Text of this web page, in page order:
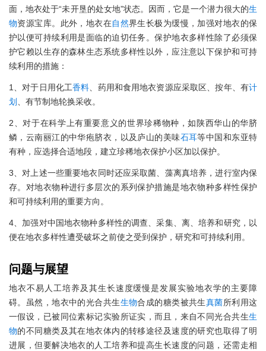
面，地衣处于“未开垦的处女地”状态。因而，它是一个潜力很大的生
物资源宝库。此外，地衣在自然界生长极为缓慢，加强对地衣的保
护以便可持续利用是面临的迫切任务。保护地衣多样性除了必须保
护它赖以生存的森林生态系统多样性以外，应注意以下保护和可持
续利用的措施：
1、对于日用化工香料 、药用和食用地衣资源应采取区、按年、有计
划
、有节制地轮换采收。
2、对于在科学上有重要意义的世界珍稀物种，如陕西华山的华脐
鳞，云南丽江的中华疱脐衣，以及庐山的美味石耳等中国和东亚特
有种，应选择合适地段，建立珍稀地衣保护小区加以保护。
3、对上述一些重要地衣同时还应采取菌、藻离真培养，进行室内保
存。对地衣物种进行多层次的系列保护措施是地衣物种多样性保护
和可持续利用的重要方向。
4、加强对中国地衣物种多样性的调查、采集、离、培养和研究，以
便在地衣多样性遭受破坏之前使之受到保护，研究和可持续利用。
问题与展望
地衣不易人工培养及其生长速度缓慢是发展实验地衣学的主要障
碍。虽然，地衣中的光合共生生物合成的糖类被共生真菌所利用这
一假设，已被同位素标记实验所证实，而且，来自不同光合共生生
物的不同糖类及其在地衣体内的转移途径及速度的研究也取得了明
进展，但要解决地衣的人工培养和提高生长速度的问题，还需走相